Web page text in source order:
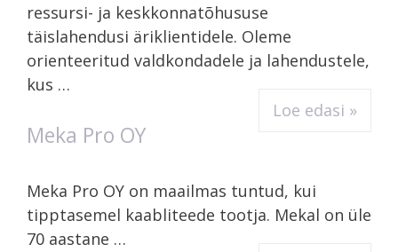
ressursi- ja keskkonnatõhususe
täislahendusi äriklientidele. Oleme
orienteeritud valdkondadele ja lahendustele,
kus …
Loe edasi »
Meka Pro OY
Meka Pro OY on maailmas tuntud, kui
tipptasemel kaabliteede tootja. Mekal on üle
70 aastane …